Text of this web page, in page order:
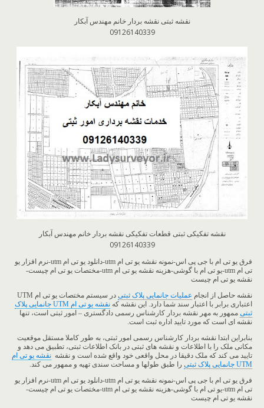
نقشه ثبتی نقشه بردار خانم مهندس آبکار
09126140339
نقشه تفکیکی ثبتی قطعات تفکیکی نقشه بردار خانم مهندس آبکار
09126140339
فرق یو تی ام با جی پی اس-نمونه نقشه یو تی ام utm-دانلود یو تی ام utm-نرم افزار یو
تی ام utm-یو تی ام با گوشی-هزینه نقشه یو تی ام utm-مختصات یو تی ام چیست-
نقشه یو تی ام چیست
نقشه حاصل از انجام عملیات جانمایی پلاک ثبتی
در سیستم مختصات یو تی ام UTM
اعتباری برابر با اعتبار سند شما دارد. این نقشه که
نقشه یو تی ام UTM جانمایی پلاک
ثبتی ممهور به مهر نقشه بردار کارشناس رسمی دادگستری – امور ثبتی است، تنها
نقشه ای است که مورد تایید اداره ثبت است.
بنابراین ابتدا نقشه بردار کارشناس رسمی امور ثبتی، به طور کاملا مستقل موقعیت
مکانی ملک را با اطلاعات و نقشه های ثبتی در بانک اطلاعات ثبتی، تطبیق می دهد و
تایید می کند که ملک دقیقا در محل واقعی خود واقع شده است و نقشه نقشه یو تی ام
UTM جانمایی پلاک ثبتی
را طبق طولها و مساحت سندی تهیه و ممهور می کند.
فرق یو تی ام با جی پی اس-نمونه نقشه یو تی ام utm-دانلود یو تی ام utm-نرم افزار یو
تی ام utm-یو تی ام با گوشی-هزینه نقشه یو تی ام utm-مختصات یو تی ام چیست-
نقشه یو تی ام چیست